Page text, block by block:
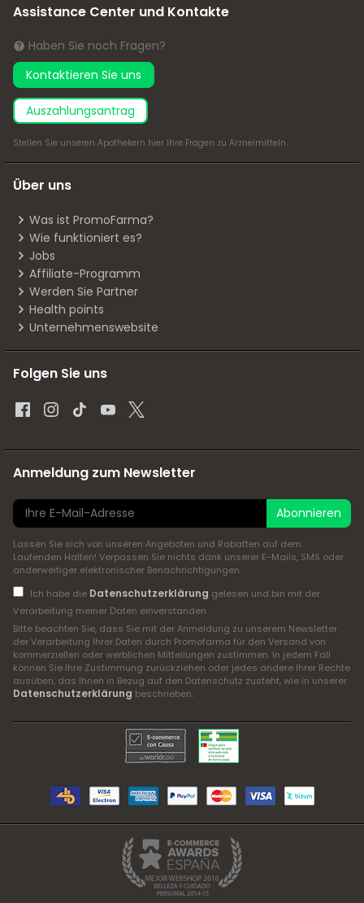
Assistance Center und Kontakte
Haben Sie noch Fragen?
Kontaktieren Sie uns
Auszahlungsantrag
Stellen Sie unseren Apothekern hier Ihre Fragen zu Arzneimitteln.
Über uns
Was ist PromoFarma?
Wie funktioniert es?
Jobs
Affiliate-Programm
Werden Sie Partner
Health points
Unternehmenswebsite
Folgen Sie uns
Anmeldung zum Newsletter
Abonnieren
Lassen Sie sich von unseren Angeboten und Rabatten auf dem
Laufenden Halten! Verpassen Sie nichts dank unserer E-Mails, SMS oder
anderweitiger elektronischer Benachrichtigungen.
Ich habe die Datenschutzerklärung gelesen und bin mit der
Verarbeitung meiner Daten einverstanden
Bitte beachten Sie, dass Sie mit der Anmeldung zu unserem Newsletter
der Verarbeitung Ihrer Daten durch Promofarma für den Versand von
kommerziellen oder werblichen Mitteilungen zustimmen. In jedem Fall
können Sie Ihre Zustimmung zurückziehen oder jedes andere Ihrer Rechte
ausüben, das Ihnen in Bezug auf den Datenschutz zusteht, wie in unserer
Datenschutzerklärung beschrieben.